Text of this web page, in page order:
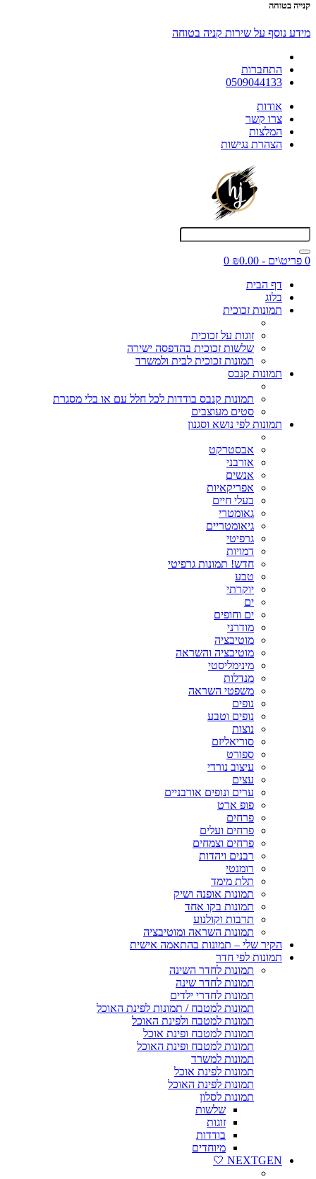
קנייה בטוחה
מידע נוסף על שירות קניה בטוחה
התחברות
0509044133
אודות
צרו קשר
המלצות
הצהרת נגישות
0 פריט\ים - ₪0.00
0
דף הבית
בלוג
תמונות זכוכית
זוגות על זכוכית
שלשות זכוכית בהדפסה ישירה
תמונות זכוכית לבית ולמשרד
תמונות קנבס
תמונות קנבס בודדות לכל חלל עם או בלי מסגרת
סטים מעוצבים
תמונות לפי נושא וסגנון
אבסטרקט
אורבני
אנשים
אפריקאיות
בעלי חיים
גאומטרי
גיאומטריים
גרפיטי
דמויות
חדש! תמונות גרפיטי
טבע
יוקרתי
ים
ים וחופים
מודרני
מוטיבציה
מוטיבציה והשראה
מינימליסטי
מנדלות
משפטי השראה
נופים
נופים וטבע
נוצות
סוריאליזם
ספורט
עיצוב נורדי
עצים
ערים ונופים אורבניים
פופ ארט
פרחים
פרחים ועלים
פרחים וצמחים
רבנים ויהדות
רומנטי
תלת מימד
תמונות אופנה ושיק
תמונות בקו אחד
תרבות וקולנוע
תמונות השראה ומוטיבציה
הקיר שלי – תמונות בהתאמה אישית
תמונות לפי חדר
תמונות לחדר השינה
תמונות לחדר שינה
תמונות לחדרי ילדים
תמונות למטבח / תמונות לפינת האוכל
תמונות למטבח ולפינת האוכל
תמונות למטבח ופינת אוכל
תמונות למטבח ופינת האוכל
תמונות למשרד
תמונות לפינת אוכל
תמונות לפינת האוכל
תמונות לסלון
שלשות
זוגות
בודדות
מיוחדים
NEXTGEN 🤍